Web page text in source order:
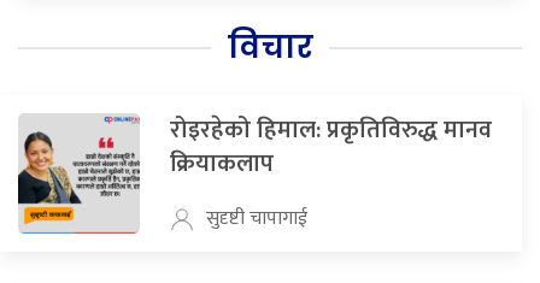
विचार
रोइरहेको हिमाल: प्रकृतिविरुद्ध मानव
क्रियाकलाप
सुदृष्टी चापागाई